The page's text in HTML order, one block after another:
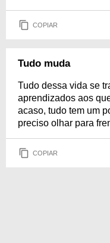
COPIAR
Tudo muda
Tudo dessa vida se
aprendizados aos
acaso, tudo tem um
preciso olhar para
COPIAR